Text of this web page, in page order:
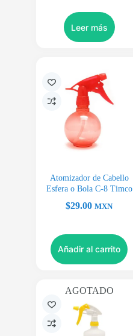
Leer más
Atomizador de Cabello
Esfera o Bola C-8 Timco
$29.00 MXN
Añadir al carrito
AGOTADO